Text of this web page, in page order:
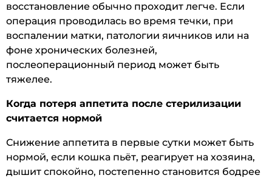
восстановление обычно проходит легче. Если
операция проводилась во время течки, при
воспалении матки, патологии яичников или на
фоне хронических болезней,
послеоперационный период может быть
тяжелее.
Когда потеря аппетита после стерилизации
считается нормой
Снижение аппетита в первые сутки может быть
нормой, если кошка пьёт, реагирует на хозяина,
дышит спокойно, постепенно становится бодрее